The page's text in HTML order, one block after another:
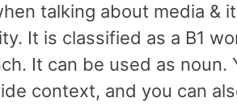
talking about media &
It is classified as a B1
It can be used as
context, and you can